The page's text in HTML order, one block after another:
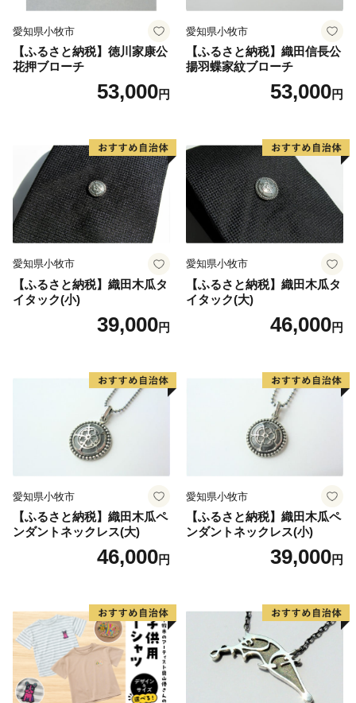
可児市ふるさと納税ワンストップ受付セン
ター 宛
※可児市では、ワンストップ特例申請受付を外部委託し
ています。
愛知県小牧市
【ふるさと納税】徳川家康公
花押ブローチ
53,000円
愛知県小牧市
【ふるさと納税】織田信長公
揚羽蝶家紋ブローチ
53,000円
愛知県小牧市
【ふるさと納税】織田木瓜タ
イタック(小)
39,000円
愛知県小牧市
【ふるさと納税】織田木瓜タ
イタック(大)
46,000円
愛知県小牧市
【ふるさと納税】織田木瓜ペ
ンダントネックレス(大)
46,000円
愛知県小牧市
【ふるさと納税】織田木瓜ペ
ンダントネックレス(小)
39,000円